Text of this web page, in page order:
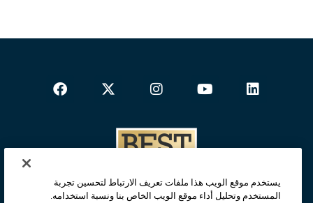
يستخدم موقع الويب هذا ملفات تعريف الارتباط لتحسين تجربة
المستخدم وتحليل أداء موقع الويب الخاص بنا ونسبة استخدامه.